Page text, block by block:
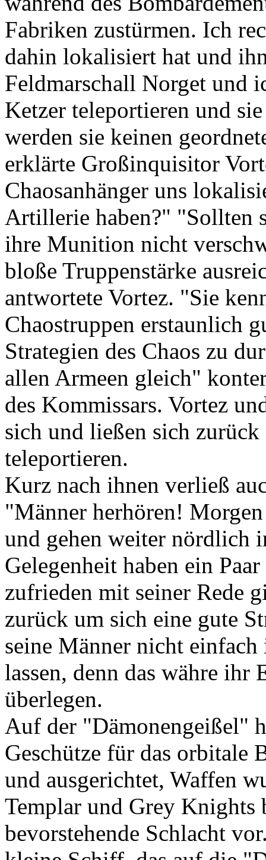
Fabriken zustürmen. Ich
dahin lokalisiert hat und
Feldmarschall Norget und
Ketzer teleportieren und
werden sie keinen
erklärte Großinquisitor
Chaosanhänger uns
Artillerie haben?" "Sollten
ihre Munition nicht
bloße Truppenstärke
antwortete Vortez. "Sie
Chaostruppen erstaunlich
Strategien des Chaos zu
allen Armeen gleich"
des Kommissars. Vortez
sich und ließen sich
teleportieren.
Kurz nach ihnen verließ
"Männer herhören!
und gehen weiter nördlich
Gelegenheit haben ein
zufrieden mit seiner Rede
zurück um sich eine gute
seine Männer nicht
lassen, denn das währe ihr
überlegen.
Auf der "Dämonengeißel"
Geschütze für das orbitale
und ausgerichtet, Waffen
Templar und Grey Knights
bevorstehende Schlacht